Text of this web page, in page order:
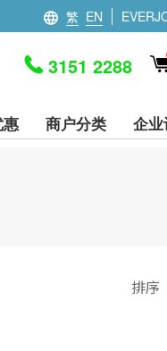
繁 EN
3151 2288
商户分类 企
排序